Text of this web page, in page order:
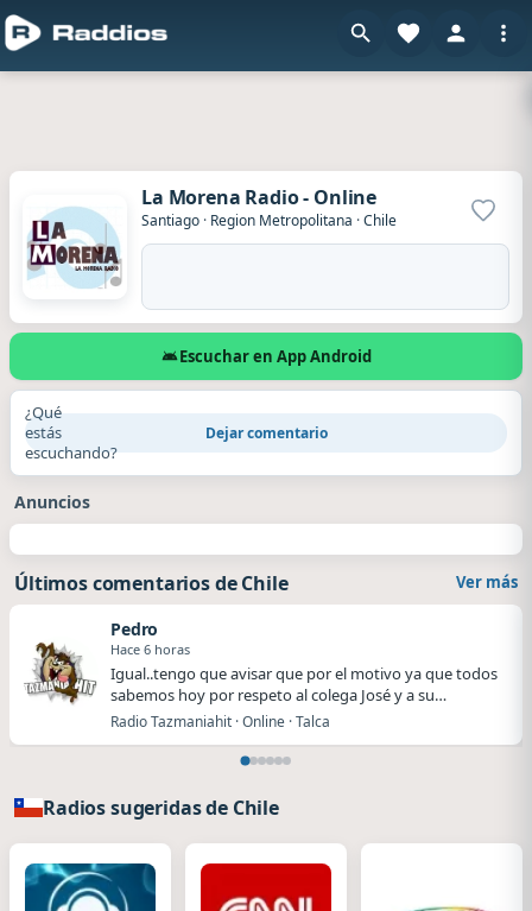
La Morena Radio - Online
Santiago · Region Metropolitana ·Chile
Escuchar en App Android
¿Qué
estás
escuchando?
Dejar comentario
Anuncios
Últimos comentarios de Chile Ver más
Pedro
Hace 6 horas
Igual..tengo que avisar que por el motivo ya que todos
sabemos hoy por respeto al colega José y a su…
Radio Tazmaniahit · Online · Talca
Radios sugeridas de Chile